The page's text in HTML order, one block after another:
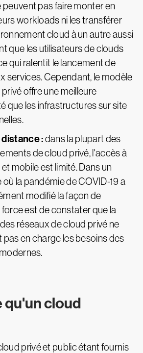
peuvent pas faire monter en
workloads ni les transférer
cloud à un autre aussi
que les utilisateurs de clouds
qui ralentit le lancement de
services. Cependant, le modèle
offre une meilleure
que les infrastructures sur site
:dans la plupart des
de cloud privé, l'accès à
mobile est limité. Dans un
la pandémie de COVID-19 a
modifié la façon de
force est de constater que la
réseaux de cloud privé ne
pas en charge les besoins des
qu'un cloud
privé et public étant fournis